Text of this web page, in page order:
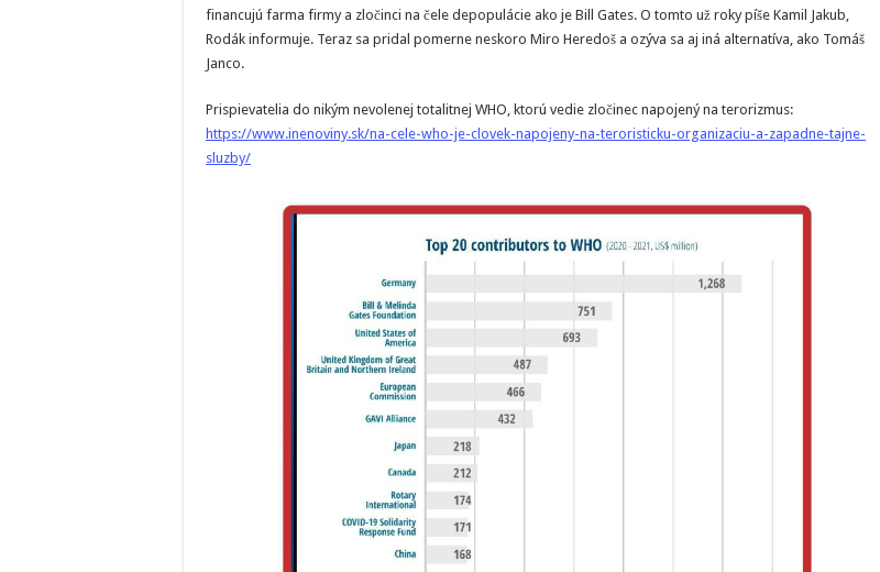
financujú farma firmy a zločinci na čele depopulácie ako je Bill Gates. O tomto už roky píše Kamil Jakub,
Rodák informuje. Teraz sa pridal pomerne neskoro Miro Heredoš a ozýva sa aj iná alternatíva, ako Tomáš
Janco.
Prispievatelia do nikým nevolenej totalitnej WHO, ktorú vedie zločinec napojený na terorizmus:
https://www.inenoviny.sk/na-cele-who-je-clovek-napojeny-na-teroristicku-organizaciu-a-zapadne-tajne-
sluzby/